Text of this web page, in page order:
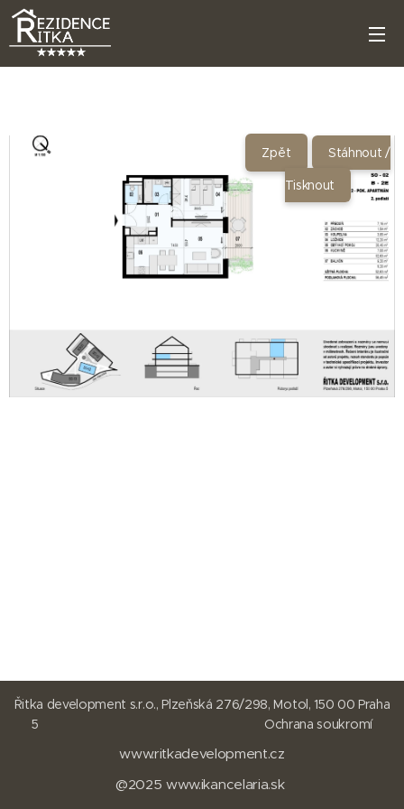
Zpět
Stáhnout /
Tisknout
Řitka development s.r.o., Plzeňská 276/298, Motol, 150 00 Praha
5 Ochrana soukromí
www.ritkadevelopment.cz
@2025www.ikancelaria.sk